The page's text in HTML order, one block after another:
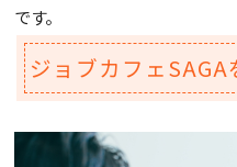
です。
ジョブカフェ